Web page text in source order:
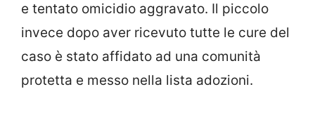
e tentato omicidio aggravato. Il piccolo
invece dopo aver ricevuto tutte le cure del
caso è stato affidato ad una comunità
protetta e messo nella lista adozioni.